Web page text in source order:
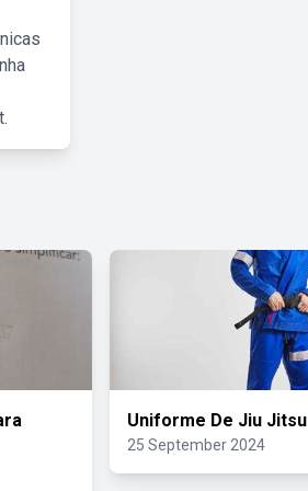
Uniforme De Jiu Jitsu
25 September 2024